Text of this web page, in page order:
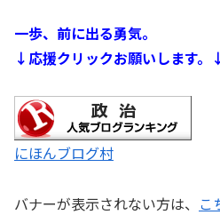
一歩、前に出る勇気。
↓応援クリックお願いします。
にほんブログ村
バナーが表示されない方は、 こ